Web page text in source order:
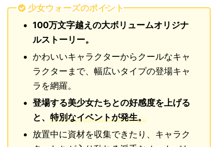
少女ウォーズのポイント
100万文字越えの大ボリュームオリジナ
ルストーリー。
かわいいキャラクターからクールなキャ
ラクターまで、幅広いタイプの登場キャ
ラを網羅。
登場する美少女たちとの好感度を上げる
と、 特別なイベントが発生。
放置中に資材を収集できたり、キャラク